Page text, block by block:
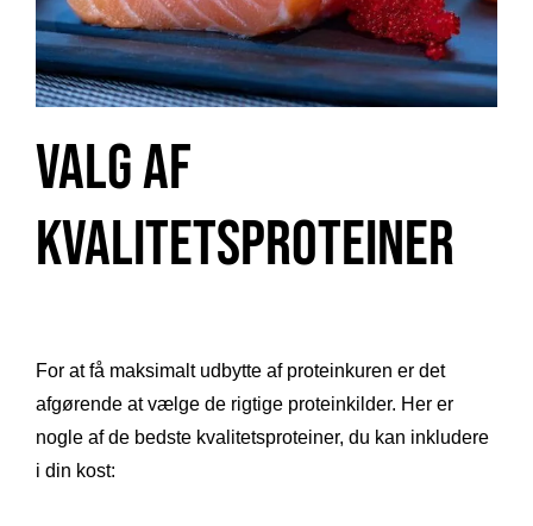
Valg af
Kvalitetsproteiner
For at få maksimalt udbytte af proteinkuren er det
afgørende at vælge de rigtige proteinkilder. Her er
nogle af de bedste kvalitetsproteiner, du kan inkludere
i din kost: